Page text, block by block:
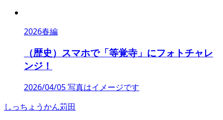
2026春編
（歴史）スマホで「等覚寺」にフォトチャレ
ンジ！
2026/04/05 写真はイメージです
しっちょうかん苅田